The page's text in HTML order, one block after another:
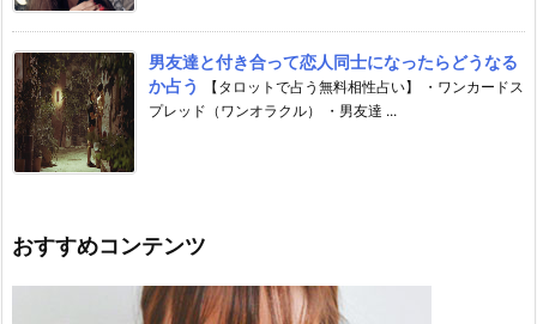
男友達と付き合って恋人同士になったらどうなる
か占う
【タロットで占う無料相性占い】 ・ワンカードス
プレッド（ワンオラクル） ・男友達 ...
おすすめコンテンツ